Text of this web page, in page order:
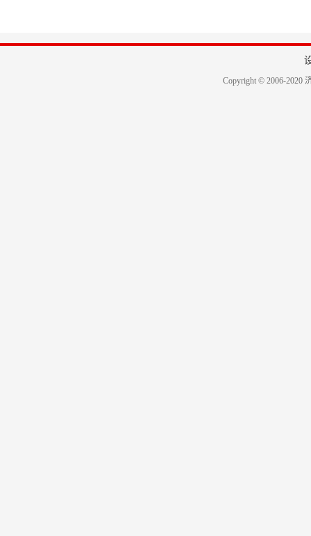
Copyright © 2006-2020